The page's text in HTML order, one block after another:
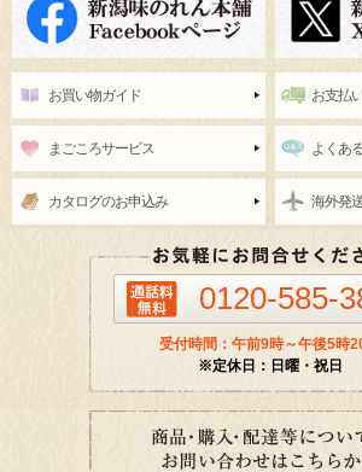
お買い物ガイド お支払
まごころサービス よくあ
カタログのお申込み 海外発
0120-585-
受付時間：午前9時～午後5時
※定休日：日曜・祝日